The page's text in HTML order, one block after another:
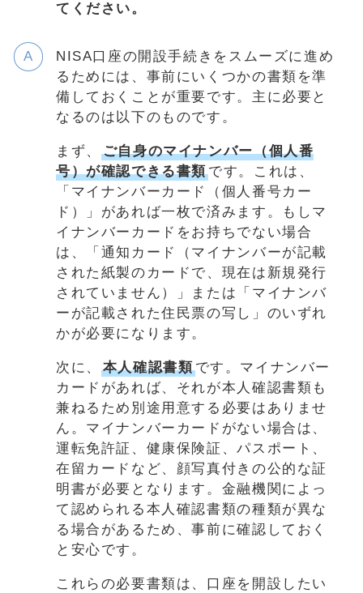
てください。
NISA口座の開設手続きをスムーズに進め
るためには、事前にいくつかの書類を準
備しておくことが重要です。主に必要と
なるのは以下のものです。
まず、
ご自身のマイナンバー（個人番
号）が確認できる書類です。これは、
「マイナンバーカード（個人番号カー
ド）」があれば一枚で済みます。もしマ
イナンバーカードをお持ちでない場合
は、「通知カード（マイナンバーが記載
された紙製のカードで、現在は新規発行
されていません）」または「マイナンバ
ーが記載された住民票の写し」のいずれ
かが必要になります。
次に、 本人確認書類です。マイナンバー
カードがあれば、それが本人確認書類も
兼ねるため別途用意する必要はありませ
ん。マイナンバーカードがない場合は、
運転免許証、健康保険証、パスポート、
在留カードなど、顔写真付きの公的な証
明書が必要となります。金融機関によっ
て認められる本人確認書類の種類が異な
る場合があるため、事前に確認しておく
と安心です。
これらの必要書類は、口座を開設したい